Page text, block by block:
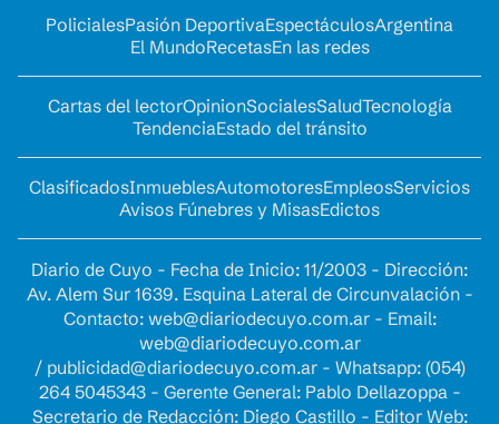
PolicialesPasión DeportivaEspectáculosArgentina
El MundoRecetasEn las redes
Cartas del lectorOpinionSocialesSaludTecnología
TendenciaEstado del tránsito
ClasificadosInmueblesAutomotoresEmpleosServicios
Avisos Fúnebres y MisasEdictos
Diario de Cuyo - Fecha de Inicio: 11/2003 - Dirección:
Av. Alem Sur 1639. Esquina Lateral de Circunvalación -
Contacto: web@diariodecuyo.com.ar- Email:
web@diariodecuyo.com.ar
/ publicidad@diariodecuyo.com.ar- Whatsapp: (054)
264 5045343 - Gerente General: Pablo Dellazoppa -
Secretario de Redacción: Diego Castillo - Editor Web: